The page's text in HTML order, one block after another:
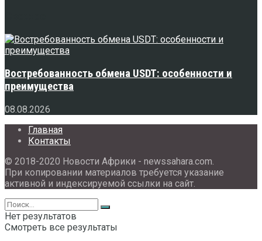
Востребованность обмена USDT: особенности и
преимущества
08.08.2026
Главная
Контакты
© 2018-2020 Новости Африки - newssahara.com.
При копировании материалов требуется указание
активной и индексируемой ссылки на сайт.
Нет результатов
Смотреть все результаты